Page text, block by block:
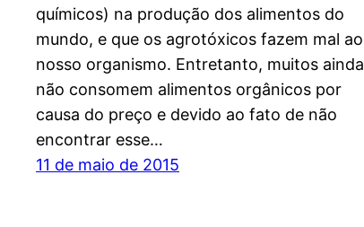
químicos) na produção dos alimentos do
mundo, e que os agrotóxicos fazem mal ao
nosso organismo. Entretanto, muitos ainda
não consomem alimentos orgânicos por
causa do preço e devido ao fato de não
encontrar esse…
11 de maio de 2015